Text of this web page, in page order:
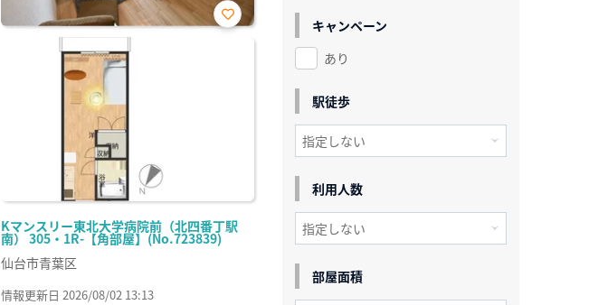
Kマンスリー東北大学病院前（北四番丁駅
南） 305・1R-【角部屋】(No.723839)
お気
仙台市青葉区
情報更新日 2026/08/02 13:13
キャンペーン
あり
駅徒歩
利用人数
部屋面積